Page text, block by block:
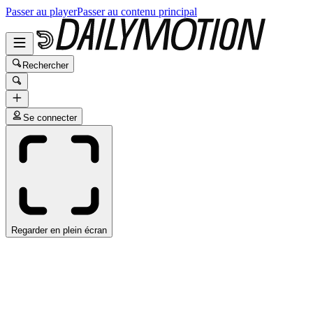
Passer au playerPasser au contenu principal
Rechercher
Se connecter
Regarder en plein écran